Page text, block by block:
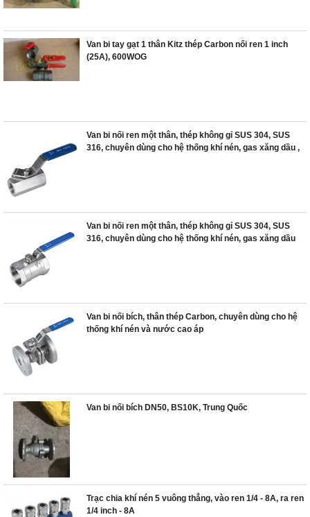
Van bi tay gạt 1 thân Kitz thép Carbon nối ren 1 inch
(25A), 600WOG
Van bi nối ren một thân, thép không gỉ SUS 304, SUS
316, chuyên dùng cho hệ thống khí nén, gas xăng dầu ,
Van bi nối ren một thân, thép không gỉ SUS 304, SUS
316, chuyên dùng cho hệ thống khí nén, gas xăng dầu
Van bi nối bích, thân thép Carbon, chuyên dùng cho hệ
thống khí nén và nước cao áp
Van bi nối bích DN50, BS10K, Trung Quốc
Trạc chia khí nén 5 vuông thẳng, vào ren 1/4 - 8A, ra ren
1/4 inch - 8A